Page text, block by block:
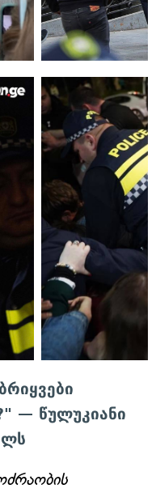
— წულუკიანი